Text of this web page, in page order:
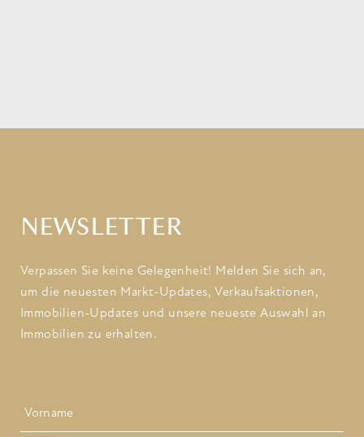
NEWSLETTER
Verpassen Sie keine Gelegenheit! Melden Sie sich an,
um die neuesten Markt-Updates, Verkaufsaktionen,
Immobilien-Updates und unsere neueste Auswahl an
Immobilien zu erhalten.